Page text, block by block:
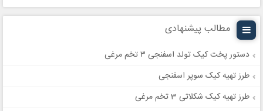
مطالب پیشنهادی
دستور پخت کیک تولد اسفنجی ۳ تخم مرغی
طرز تهیه کیک سوپر اسفنجی
طرز تهیه کیک شکلاتی 3 تخم مرغی